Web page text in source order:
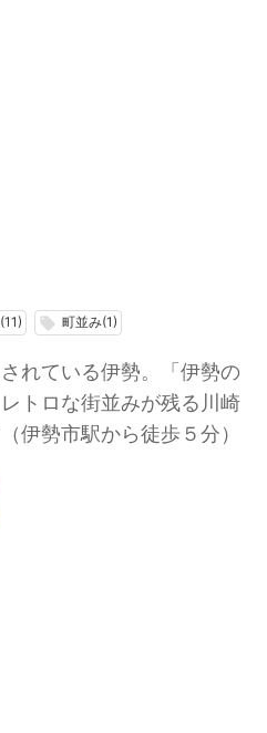
local_offer 町並み(1)
れている伊勢。「伊勢の
トロな街並みが残る川崎
伊勢市駅から徒歩５分）